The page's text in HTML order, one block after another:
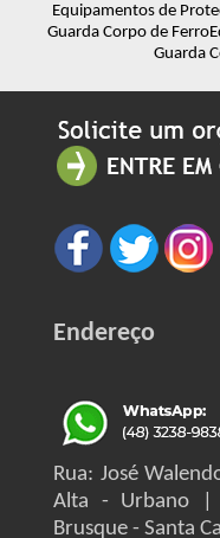
Equipamentos de
Guarda Corpo de Ferro
Guarda
Endereço
Rua: José
Alta - Urbano |
Brusque - Santa